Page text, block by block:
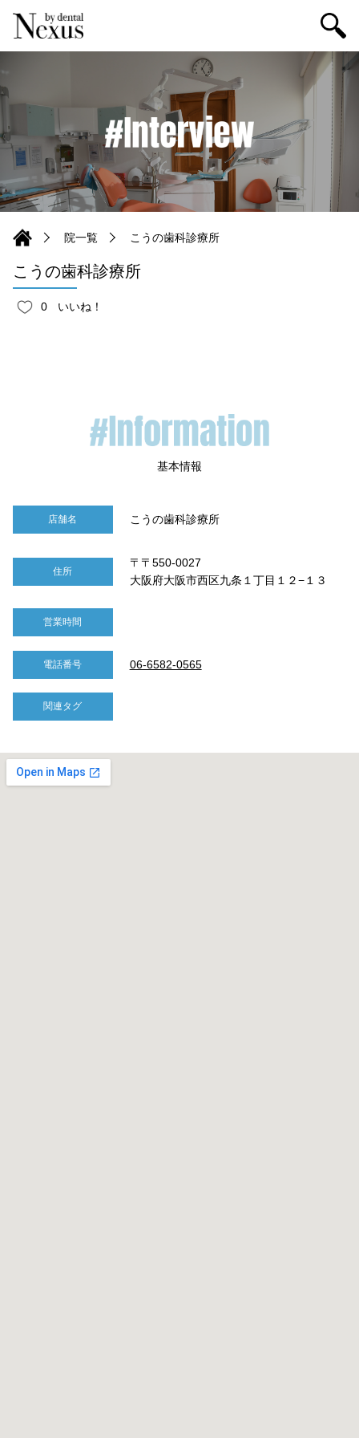
院一覧 こうの歯科診療所
こうの歯科診療所
0 いいね！
店舗名 こうの歯科診療所
住所
〒〒550-0027
大阪府大阪市西区九条１丁目１２−１３
営業時間
電話番号 06-6582-0565
関連タグ